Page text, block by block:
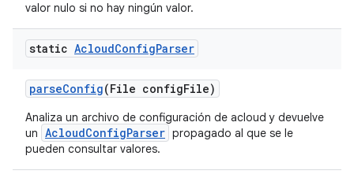
valor nulo si no hay ningún valor.
static AcloudConfigParser
parseConfig(File configFile)
Analiza un archivo de configuración de acloud y devuelve
un AcloudConfigParser propagado al que se le
pueden consultar valores.